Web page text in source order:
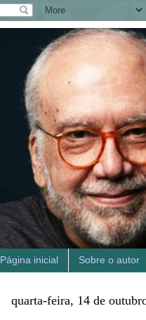
Página inicial Sobre o autor
quarta-feira, 14 de